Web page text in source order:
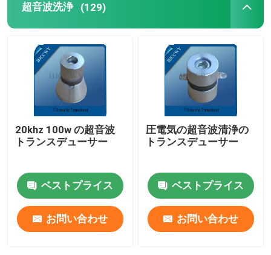
超音波美のトランスデューサー
超音波インピーダンス
超音波粉砕のトランスデューサー
超音波管状のトランスデューサー
超音波洗浄 (129)
20khz 100w の超音波
トランスデューサー
ベストプライス
お問い合わせ
圧電気の超音波清浄の
トランスデューサー
ベストプライス
お問い合わせ